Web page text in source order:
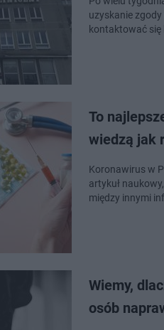
uzyskanie
kontaktować się
To
wiedzą jak
Koronawirus w
artykuł
między innymi
Wiemy,
osób